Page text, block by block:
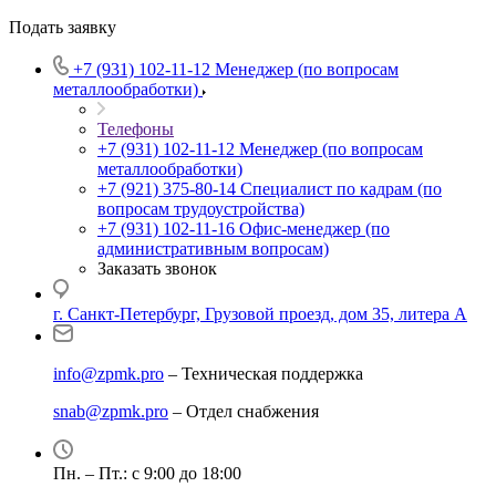
Подать заявку
+7 (931) 102-11-12 Менеджер (по вопросам
металлообработки)
Телефоны
+7 (931) 102-11-12 Менеджер (по вопросам
металлообработки)
+7 (921) 375-80-14 Специалист по кадрам (по
вопросам трудоустройства)
+7 (931) 102-11-16 Офис-менеджер (по
административным вопросам)
Заказать звонок
г. Санкт-Петербург, Грузовой проезд, дом 35, литера А
info@zpmk.pro – Техническая поддержка
snab@zpmk.pro – Отдел снабжения
Пн. – Пт.: с 9:00 до 18:00